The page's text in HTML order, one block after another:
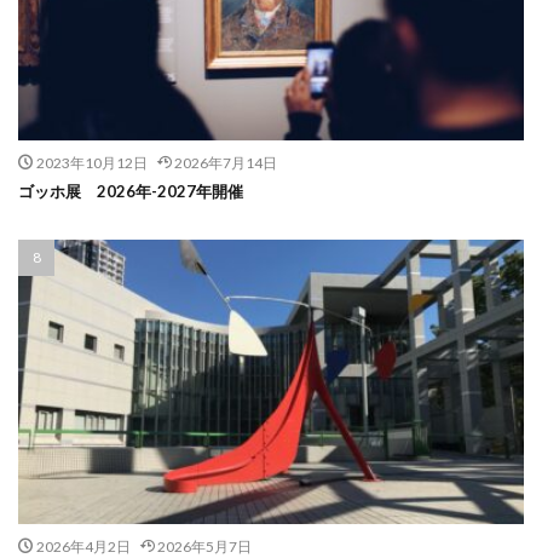
2023年10月12日 2026年7月14日
ゴッホ展 2026年-2027年開催
2026年4月2日 2026年5月7日